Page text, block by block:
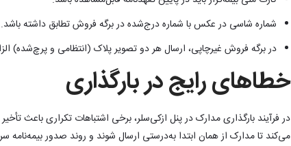
شماره شاسی در عکس با شماره درج‌شده در برگه فروش تطابق داشته باشد.
در برگه فروش غیرچاپی، ارسال هر دو تصویر پلاک (انتظامی و پرچ‌شده)
خطاهای رایج در بارگذاری
در فرآیند بارگذاری مدارک در پنل ازکی‌سلر، برخی اشتباهات تکراری باعث
می‌کند تا مدارک از همان ابتدا به‌درستی ارسال شوند و روند صدور بیمه‌نامه